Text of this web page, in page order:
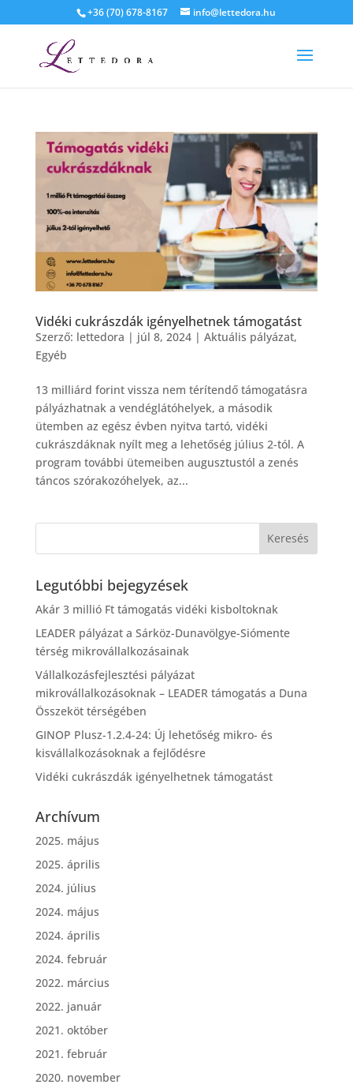
+36 (70) 678-8167 info@lettedora.hu
Vidéki cukrászdák igényelhetnek támogatást
Szerző: lettedora | júl 8, 2024| Aktuális pályázat,
Egyéb
13 milliárd forint vissza nem térítendő támogatásra
pályázhatnak a vendéglátóhelyek, a második
ütemben az egész évben nyitva tartó, vidéki
cukrászdáknak nyílt meg a lehetőség július 2-tól. A
program további ütemeiben augusztustól a zenés
táncos szórakozóhelyek, az...
Legutóbbi bejegyzések
Akár 3 millió Ft támogatás vidéki kisboltoknak
LEADER pályázat a Sárköz-Dunavölgye-Siómente
térség mikrovállalkozásainak
Vállalkozásfejlesztési pályázat
mikrovállalkozásoknak – LEADER támogatás a Duna
Összeköt térségében
GINOP Plusz-1.2.4-24: Új lehetőség mikro- és
kisvállalkozásoknak a fejlődésre
Vidéki cukrászdák igényelhetnek támogatást
Archívum
2025. május
2025. április
2024. július
2024. május
2024. április
2024. február
2022. március
2022. január
2021. október
2021. február
2020. november